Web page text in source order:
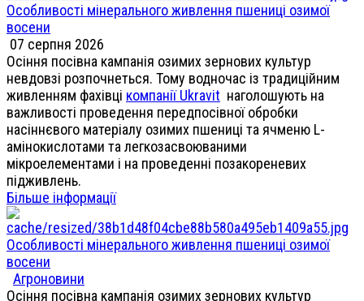
Особливості мінерального живлення пшениці озимої
восени
07 серпня 2026
Осіння посівна кампанія озимих зернових культур
невдовзі розпочнеться. Тому водночас із традиційним
живленням фахівці компанії Ukravit наголошують на
важливості проведення передпосівної обробки
насіннєвого матеріалу озимих пшениці та ячменю L-
амінокислотами та легкозасвоюваними
мікроелементами і на проведенні позакореневих
підживлень.
Більше інформації
Особливості мінерального живлення пшениці озимої
восени
Агроновини
Осіння посівна кампанія озимих зернових культур